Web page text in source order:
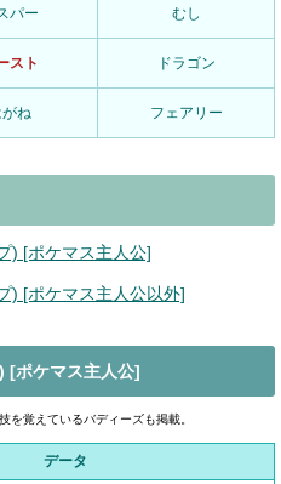
パー むし
スト ドラゴン
ね フェアリー
) [ポケマス主人公]
) [ポケマス主人公以外]
[ポケマス主人公]
覚えているバディーズも掲載。
データ